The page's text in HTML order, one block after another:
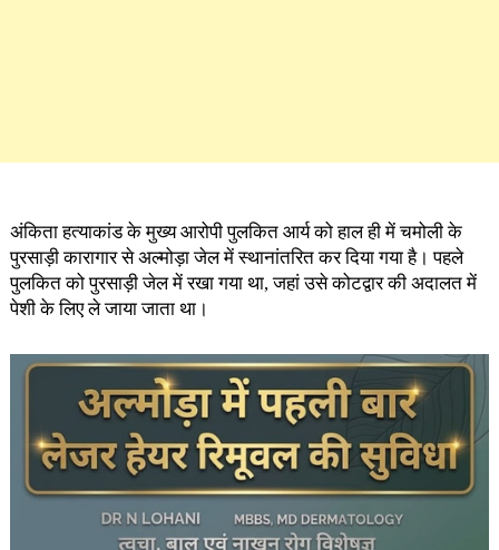
अंकिता हत्याकांड के मुख्य आरोपी पुलकित आर्य को हाल ही में चमोली के
पुरसाड़ी कारागार से अल्मोड़ा जेल में स्थानांतरित कर दिया गया है। पहले
पुलकित को पुरसाड़ी जेल में रखा गया था, जहां उसे कोटद्वार की अदालत में
पेशी के लिए ले जाया जाता था।